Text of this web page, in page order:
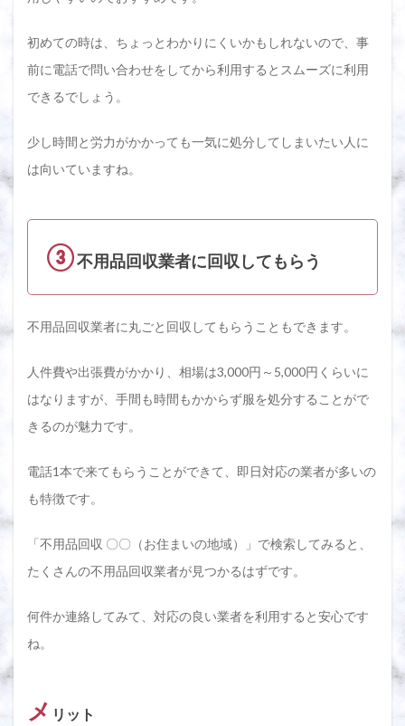
初めての時は、ちょっとわかりにくいかもしれないので、事
前に電話で問い合わせをしてから利用するとスムーズに利用
できるでしょう。
少し時間と労力がかかっても一気に処分してしまいたい人に
は向いていますね。
③不用品回収業者に回収してもらう
不用品回収業者に丸ごと回収してもらうこともできます。
人件費や出張費がかかり、相場は3,000円～5,000円くらいに
はなりますが、手間も時間もかからず服を処分することがで
きるのが魅力です。
電話1本で来てもらうことができて、即日対応の業者が多いの
も特徴です。
「不用品回収 〇〇（お住まいの地域）」で検索してみると、
たくさんの不用品回収業者が見つかるはずです。
何件か連絡してみて、対応の良い業者を利用すると安心です
ね。
メ リット